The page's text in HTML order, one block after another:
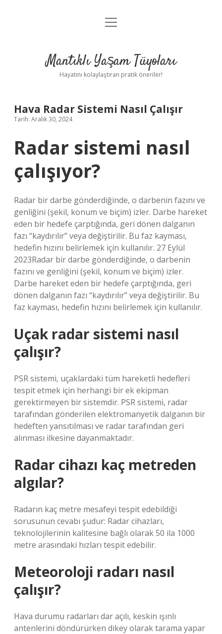
Anasayfa
Yasal Uyarı
menüyü
Mantıklı Yaşam Tüyoları
Hayatını kolaylaştıran pratik öneriler!
Hava Radar Sistemi Nasıl Çalışır
Tarih: Aralık 30, 2024
Radar sistemi nasıl
çalışıyor?
Radar bir darbe gönderdiğinde, o darbenin fazını ve
genliğini (şekil, konum ve biçim) izler. Darbe hareket
eden bir hedefe çarptığında, geri dönen dalganın
fazı “kaydırılır” veya değiştirilir. Bu faz kayması,
hedefin hızını belirlemek için kullanılır. 27 Eylül
2023Radar bir darbe gönderdiğinde, o darbenin
fazını ve genliğini (şekil, konum ve biçim) izler.
Darbe hareket eden bir hedefe çarptığında, geri
dönen dalganın fazı “kaydırılır” veya değiştirilir. Bu
faz kayması, hedefin hızını belirlemek için kullanılır.
Uçak radar sistemi nasıl
çalışır?
PSR sistemi, uçaklardaki tüm hareketli hedefleri
tespit etmek için herhangi bir ek ekipman
gerektirmeyen bir sistemdir. PSR sistemi, radar
tarafından gönderilen elektromanyetik dalganın bir
hedeften yansıtılması ve radar tarafından geri
alınması ilkesine dayanmaktadır.
Radar cihazı kaç metreden
algılar?
Radarın kaç metre mesafeyi tespit edebildiği
sorusunun cevabı şudur: Radar cihazları,
teknolojilerinin kalitesine bağlı olarak 50 ila 1000
metre arasındaki hızları tespit edebilir.
Meteoroloji radarı nasıl
çalışır?
Hava durumu radarları dar açılı, keskin ışınlı
antenlerini döndürürken dikey olarak tarama yapar